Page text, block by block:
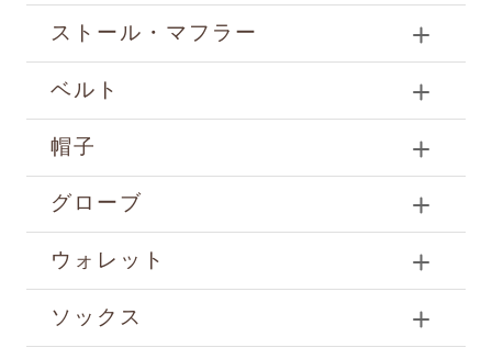
ストール・マフラー
ベルト
帽子
グローブ
ウォレット
ソックス